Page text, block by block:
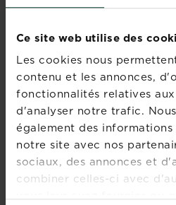
Ce site web utilise des
Les cookies nous
contenu et les annonces,
fonctionnalités relatives
d'analyser notre trafic.
également des
notre site avec nos
sociaux, des annonces et
combiner celles-ci avec
vous leur avez fournies ou
fleuries tout prêt
Trouver un magasin